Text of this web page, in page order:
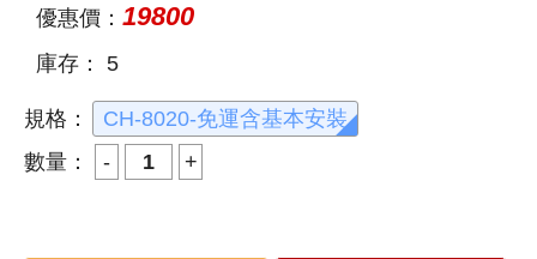
優惠價： 19800
庫存： 5
規格：
CH-8020-免運含基本安裝
數量：